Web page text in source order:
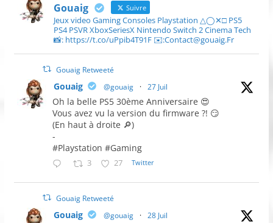
Gouaig Suivre
Jeux video Gaming Consoles Playstation △◯✕□ PS5
PS4 PSVR XboxSeriesX Nintendo Switch 2 Cinema Tech
📸: https://t.co/uPpib4T91F ✉️:Contact@gouaig.Fr
Gouaig Retweeté
Gouaig @gouaig · 27 Juil
Oh la belle PS5 30ème Anniversaire 😍
Vous avez vu la version du firmware ?! 😏
(En haut à droite 🔎)
-
#Playstation #Gaming
3 27 Twitter
Gouaig Retweeté
Gouaig @gouaig · 28 Juil